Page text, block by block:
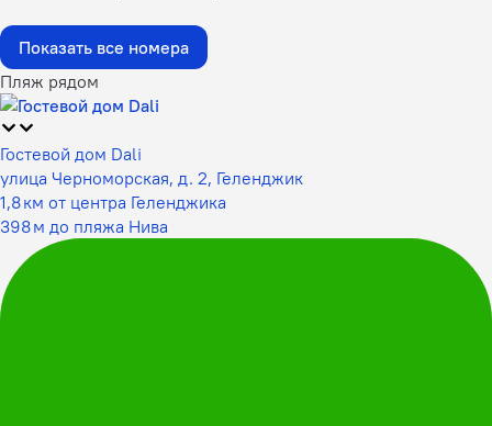
Показать все номера
Пляж рядом
Гостевой дом Dali
улица Черноморская, д. 2, Геленджик
1,8 км от центра Геленджика
398 м до пляжа Нива